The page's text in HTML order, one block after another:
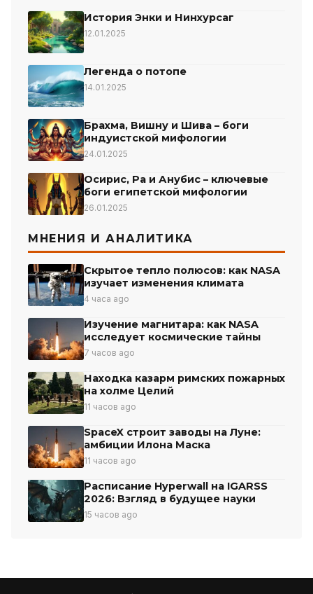
История Энки и Нинхурсаг
12.01.2025
Легенда о потопе
14.01.2025
Брахма, Вишну и Шива – боги
индуистской мифологии
24.01.2025
Осирис, Ра и Анубис – ключевые
боги египетской мифологии
26.01.2025
МНЕНИЯ И АНАЛИТИКА
Скрытое тепло полюсов: как NASA
изучает изменения климата
4 часа ago
Изучение магнитара: как NASA
исследует космические тайны
7 часов ago
Находка казарм римских пожарных
на холме Целий
11 часов ago
SpaceX строит заводы на Луне:
амбиции Илона Маска
11 часов ago
Расписание Hyperwall на IGARSS
2026: Взгляд в будущее науки
15 часов ago